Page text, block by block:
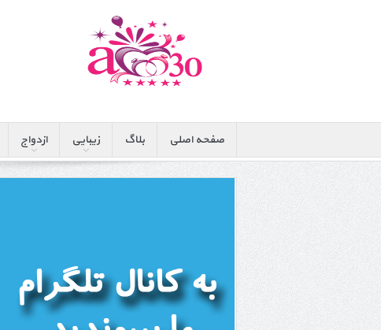
صفحه اصلی بلاگ زیبایی ازدواج